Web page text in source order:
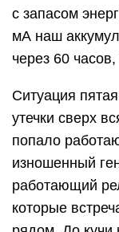
с запасом
мА наш
через 60
Ситуация
утечки сверх
попало
изношенный
работающий
которые